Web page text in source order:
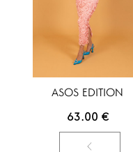
ASOS EDITION
63.00 €